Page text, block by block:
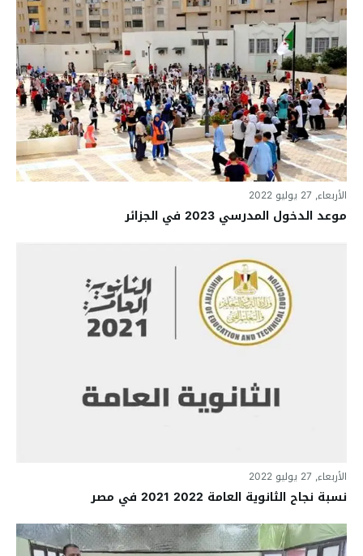
الأربعاء, 27 يوليو 2022
موعد الدخول المدرسي 2023 في الجزائر
الأربعاء, 27 يوليو 2022
نسبة نجاح الثانوية العامة 2022 2021 في مصر